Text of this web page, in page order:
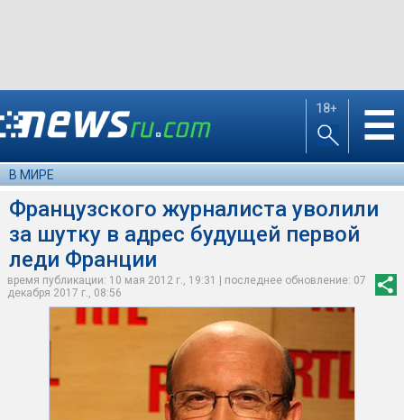
18+ ☰
В МИРЕ
Французского журналиста уволили
за шутку в адрес будущей первой
леди Франции
время публикации: 10 мая 2012 г., 19:31 | последнее обновление: 07
декабря 2017 г., 08:56